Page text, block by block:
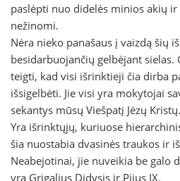
paslėpti nuo didelės minios akių
nežinomi.
Nėra nieko panašaus į vaizdą šių
besidarbuojančių gelbėjant sielas.
teigti, kad visi išrinktieji čia dirba
išsigelbėti. Jie visi yra mokytojai
sekantys mūsų Viešpatį Jėzų Kristų.
Yra išrinktųjų, kuriuose
šia nuostabia dvasinės traukos ir
Neabejotinai, jie nuveikia be galo
yra Grigalius Didysis ir Pijus IX.